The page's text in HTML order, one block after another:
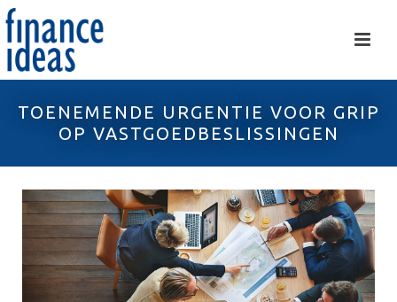
TOENEMENDE URGENTIE VOOR GRIP
OP VASTGOEDBESLISSINGEN